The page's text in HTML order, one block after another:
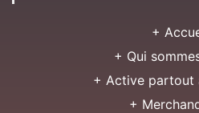
+
+ Qui
+ Active partout
+